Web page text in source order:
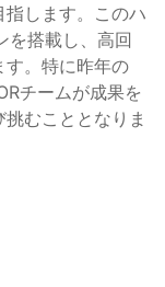
指します。このハ
を搭載し、高回
す。特に昨年の
チームが成果を
むこととなりま